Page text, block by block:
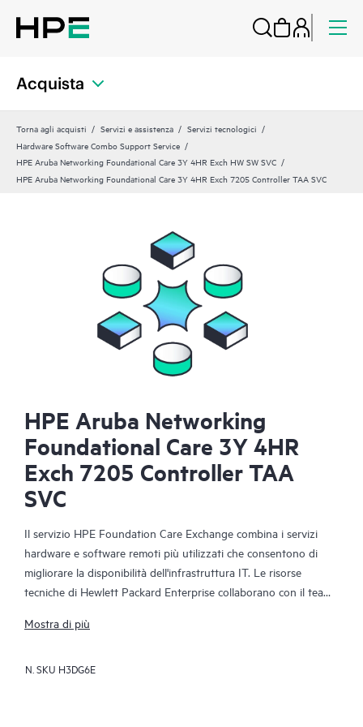
Acquista
Torna agli acquisti Servizi e assistenza
Servizi tecnologici
Hardware Software Combo Support Service
HPE Aruba Networking Foundational Care 3Y 4HR Exch HW SW SVC
HPE Aruba Networking Foundational Care 3Y 4HR Exch 7205 Controller TAA SVC
HPE Aruba Networking
Foundational Care 3Y 4HR
Exch 7205 Controller TAA
SVC
Il servizio HPE Foundation Care Exchange combina i servizi
hardware e software remoti più utilizzati che consentono di
migliorare la disponibilità dell'infrastruttura IT. Le risorse
tecniche di Hewlett Packard Enterprise collaborano con il team
relativi ai prodotti di rete HPE.
La sostituzione dell'hardware offre un servizio rapido e
Mostra di più
N. SKU H3DG6E